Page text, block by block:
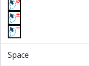
Space